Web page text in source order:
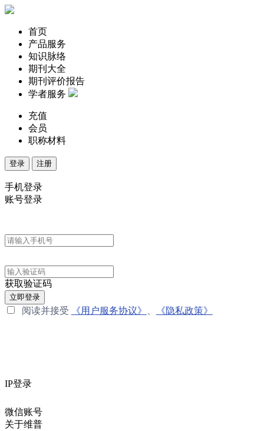
首页
产品服务
知识脉络
期刊大全
期刊评价报告
学者服务
充值
会员
职称材料
登录 注册
手机登录
账号登录
获取验证码
立即登录
阅读并接受 《用户服务协议》 《隐私政策》
IP登录
微信账号
关于维普